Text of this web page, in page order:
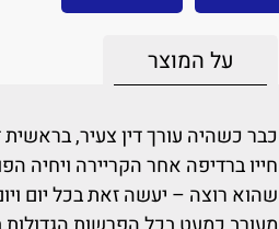
על המוצר
כבר כשהיה עורך דין צעיר,
חייו ברדיפה אחר הקריירה ויחיה
שהוא רוצה – יעשה זאת בכל יום